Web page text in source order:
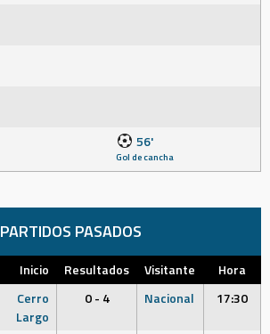
56'
Gol de cancha
PARTIDOS PASADOS
Inicio Resultados Visitante
Hora
Cerro
Largo
0 - 4 Nacional 17:30